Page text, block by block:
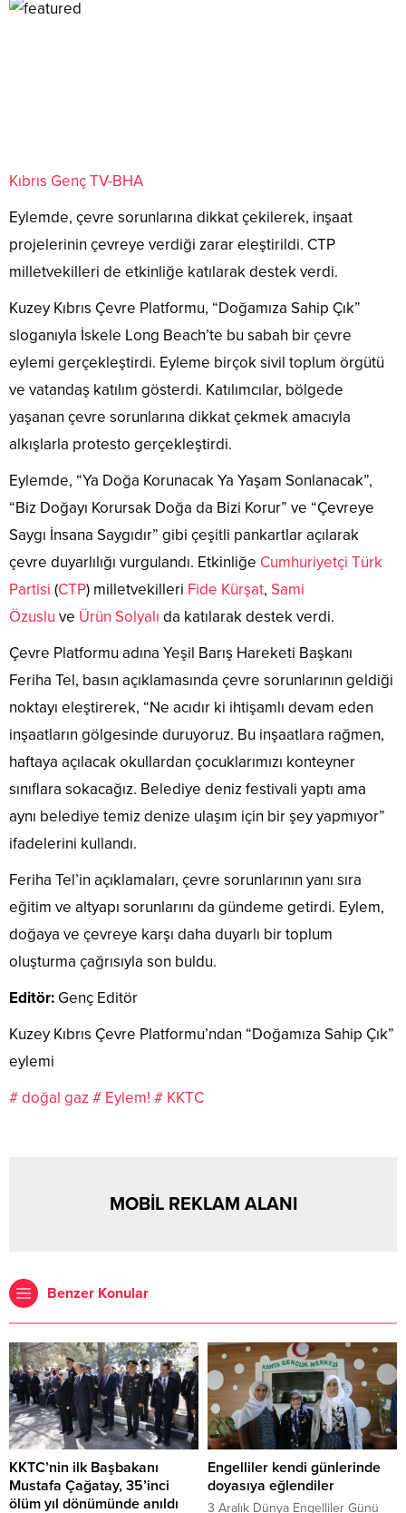
Kıbrıs Genç TV-BHA
Eylemde, çevre sorunlarına dikkat çekilerek, inşaat
projelerinin çevreye verdiği zarar eleştirildi. CTP
milletvekilleri de etkinliğe katılarak destek verdi.
Kuzey Kıbrıs Çevre Platformu, “Doğamıza Sahip Çık”
sloganıyla İskele Long Beach’te bu sabah bir çevre
eylemi gerçekleştirdi. Eyleme birçok sivil toplum örgütü
ve vatandaş katılım gösterdi. Katılımcılar, bölgede
yaşanan çevre sorunlarına dikkat çekmek amacıyla
alkışlarla protesto gerçekleştirdi.
Eylemde, “Ya Doğa Korunacak Ya Yaşam Sonlanacak”,
“Biz Doğayı Korursak Doğa da Bizi Korur” ve “Çevreye
Saygı İnsana Saygıdır” gibi çeşitli pankartlar açılarak
çevre duyarlılığı vurgulandı. Etkinliğe Cumhuriyetçi Türk
Partisi (CTP) milletvekilleri Fide Kürşat, Sami
Özuslu ve Ürün Solyalı da katılarak destek verdi.
Çevre Platformu adına Yeşil Barış Hareketi Başkanı
Feriha Tel, basın açıklamasında çevre sorunlarının geldiği
noktayı eleştirerek, “Ne acıdır ki ihtişamlı devam eden
inşaatların gölgesinde duruyoruz. Bu inşaatlara rağmen,
haftaya açılacak okullardan çocuklarımızı konteyner
sınıflara sokacağız. Belediye deniz festivali yaptı ama
aynı belediye temiz denize ulaşım için bir şey yapmıyor”
ifadelerini kullandı.
Feriha Tel’in açıklamaları, çevre sorunlarının yanı sıra
eğitim ve altyapı sorunlarını da gündeme getirdi. Eylem,
doğaya ve çevreye karşı daha duyarlı bir toplum
oluşturma çağrısıyla son buldu.
Editör: Genç Editör
Kuzey Kıbrıs Çevre Platformu’ndan “Doğamıza Sahip Çık”
eylemi
# doğal gaz# Eylem! # KKTC
MOBİL REKLAM ALANI
Benzer Konular
KKTC’nin ilk Başbakanı
Mustafa Çağatay, 35’inci
ölüm yıl dönümünde anıldı
Engelliler kendi günlerinde
doyasıya eğlendiler
3 Aralık Dünya Engelliler Günü